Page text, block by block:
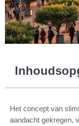
Het concept van
aandacht gekregen,